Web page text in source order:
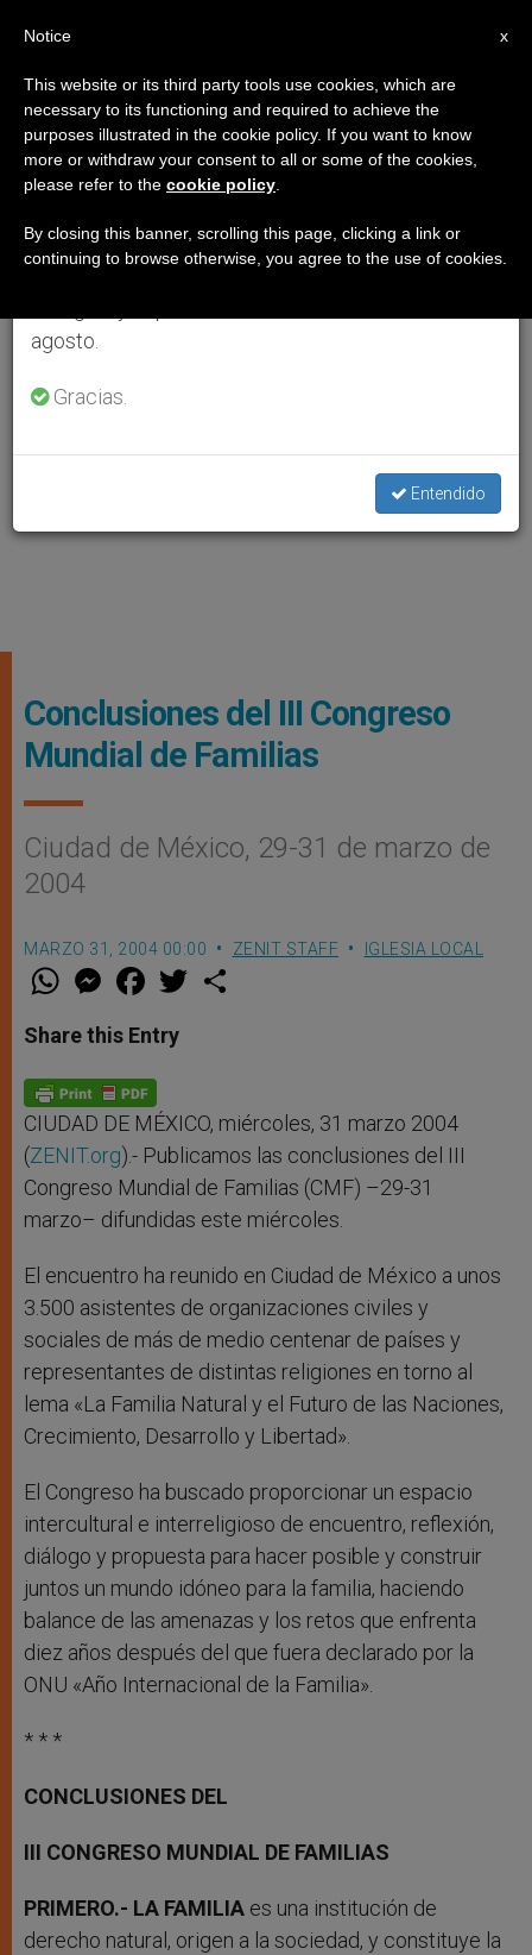
Conclusiones del III Congreso
Mundial de Familias
Ciudad de México, 29-31 de marzo de
2004
MARZO 31, 2004 00:00 ZENIT STAFF IGLESIA LOCAL
W
t
s
p
p
M
e
s
e
g
e
r
F
a
e
b
o
k
w
Share this Entry
CIUDAD DE MÉXICO, miércoles, 31 marzo 2004
(ZENIT.org).- Publicamos las conclusiones del III
Congreso Mundial de Familias (CMF) –29-31
marzo– difundidas este miércoles.
El encuentro ha reunido en Ciudad de México a unos
3.500 asistentes de organizaciones civiles y
sociales de más de medio centenar de países y
representantes de distintas religiones en torno al
lema «La Familia Natural y el Futuro de las Naciones,
Crecimiento, Desarrollo y Libertad».
El Congreso ha buscado proporcionar un espacio
intercultural e interreligioso de encuentro, reflexión,
diálogo y propuesta para hacer posible y construir
juntos un mundo idóneo para la familia, haciendo
balance de las amenazas y los retos que enfrenta
diez años después del que fuera declarado por la
ONU «Año Internacional de la Familia».
* * *
CONCLUSIONES DEL
III CONGRESO MUNDIAL DE FAMILIAS
PRIMERO.- LA FAMILIA es una institución de
derecho natural, origen a la sociedad, y constituye la
×
Aviso importante
Del 27 de julio al 7 de agosto haremos la pausa
anual, aprovechando que en el periodo de verano
se generan menos informaciones y también el
agosto.
Gracias.
Entendido
x
Notice
This website or its third party tools use cookies, which are
necessary to its functioning and required to achieve the
purposes illustrated in the cookie policy. If you want to know
more or withdraw your consent to all or some of the cookies,
please refer to the cookie policy
By closing this banner, scrolling this page, clicking a link or
continuing to browse otherwise, you agree to the use of cookies.